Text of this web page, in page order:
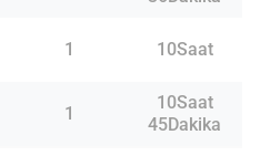
1 10Saat
1
10Saat
45Dakika